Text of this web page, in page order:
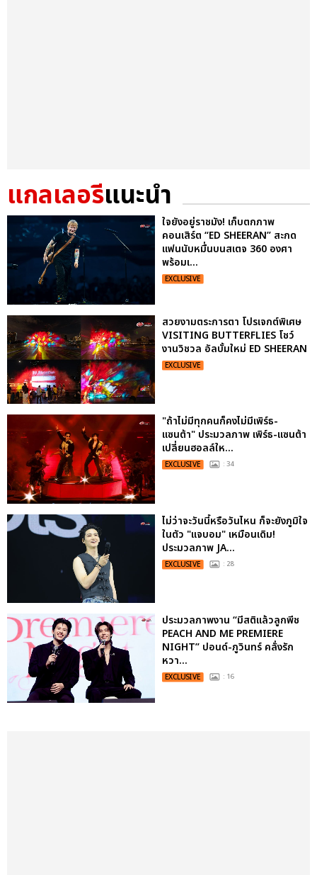
แกลเลอรีแนะนำ
ใจยังอยู่ราชมัง! เก็บตกภาพ
คอนเสิร์ต “ED SHEERAN” สะกด
แฟนนับหมื่นบนสเตจ 360 องศา
พร้อมเ...
EXCLUSIVE
สวยงามตระการตา โปรเจกต์พิเศษ
VISITING BUTTERFLIES โชว์
งานวิชวล อัลบั้มใหม่ ED SHEERAN
EXCLUSIVE
"ถ้าไม่มีทุกคนก็คงไม่มีเพิร์ธ-
แซนต้า" ประมวลภาพ เพิร์ธ-แซนต้า
เปลี่ยนฮอลล์ให...
EXCLUSIVE : 34
ไม่ว่าจะวันนี้หรือวันไหน ก็จะยังภูมิใจ
ในตัว "แจบอม" เหมือนเดิม!
ประมวลภาพ JA...
EXCLUSIVE : 28
ประมวลภาพงาน “มีสติแล้วลูกพีช
PEACH AND ME PREMIERE
NIGHT” ปอนด์-ภูวินทร์ คลั่งรัก
หวา...
EXCLUSIVE : 16